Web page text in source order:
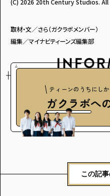
(C) 2026 20th Century Studios.
取材・文／さら（ガクラボメンバー）
編集／マイナビティーンズ編集部
ティーンのうちにし
ガクラボへ
この記